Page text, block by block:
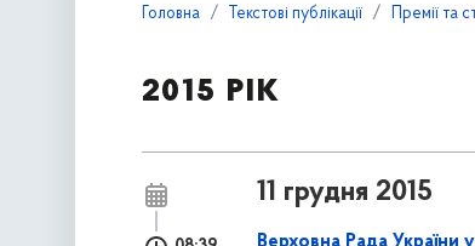
Головна Текстові публікації Премії та
2015 рік
11 грудня 2015